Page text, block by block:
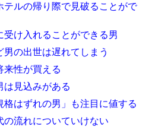
テルの帰り際で見破ることがで
け入れることができる男
の出世は遅れてしまう
来性が買える
は見込みがある
はずれの男」も注目に値する
流れについていけない